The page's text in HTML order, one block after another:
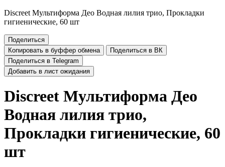
Discreet Мультиформа Део Водная лилия трио, Прокладки
гигиенические, 60 шт
Поделиться
Копировать в буффер обмена
Поделиться в ВК
Поделиться в Telegram
Добавить в лист ожидания
Discreet Мультиформа Део
Водная лилия трио,
Прокладки гигиенические, 60
шт